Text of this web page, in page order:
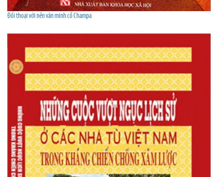
Đối thoại với nền văn minh cổ Champa